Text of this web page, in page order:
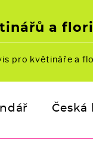
a
pro květináře a
Česká